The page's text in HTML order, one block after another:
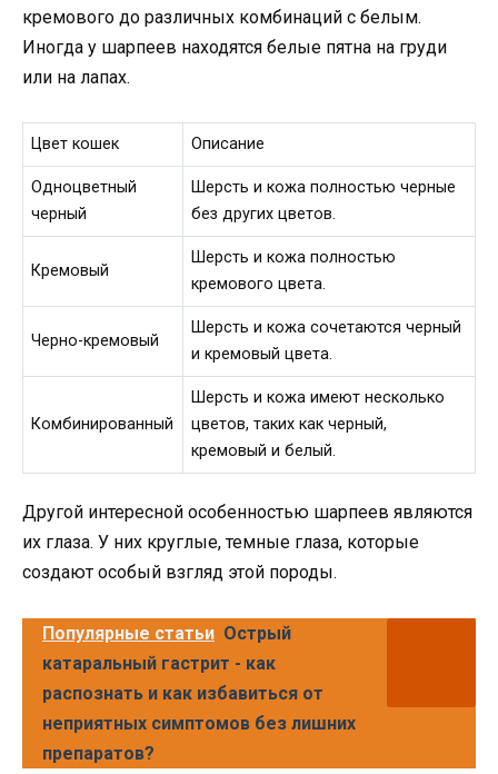
кремового до различных комбинаций с белым.
Иногда у шарпеев находятся белые пятна на груди
или на лапах.
Цвет кошек Описание
Одноцветный
черный
Шерсть и кожа полностью черные
без других цветов.
Кремовый
Шерсть и кожа полностью
кремового цвета.
Черно-кремовый
Шерсть и кожа сочетаются черный
и кремовый цвета.
Комбинированный
Шерсть и кожа имеют несколько
цветов, таких как черный,
кремовый и белый.
Другой интересной особенностью шарпеев являются
их глаза. У них круглые, темные глаза, которые
создают особый взгляд этой породы.
Популярные статьи Острый
катаральный гастрит - как
распознать и как избавиться от
неприятных симптомов без лишних
препаратов?